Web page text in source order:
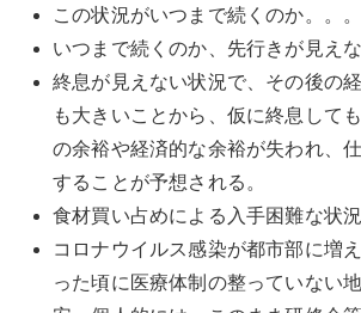
この状況がいつまで続くのか。。。
いつまで続くのか、先行きが見え
終息が見えない状況で、その後の
も大きいことから、仮に終息して
の余裕や経済的な余裕が失われ、
することが予想される。
食材買い占めによる入手困難な状況
コロナウイルス感染が都市部に増
った頃に医療体制の整っていない